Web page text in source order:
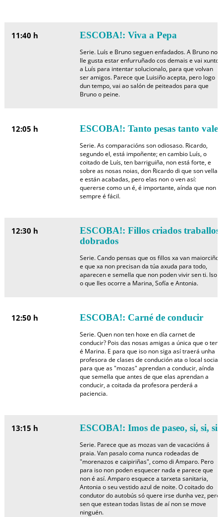
11:40 h ESCOBA!: Viva a Pepa
Serie. Luís e Bruno seguen enfadados. A Bruno non
lle gusta estar enfurruñado cos demais e vai xunto
a Luís para intentar solucionalo, para que volvan
ser amigos. Parece que Luisiño acepta, pero logo
dun tempo, vai ao salón de peiteados para que
Bruno o peine.
12:05 h ESCOBA!: Tanto pesas tanto vales
Serie. As comparacións son odiosaso. Ricardo,
segundo el, está impoñente; en cambio Luís, o
coitado de Luís, ten barriguiña, non está forte, e
sobre as nosas noias, don Ricardo di que son vellas
e están acabadas, pero elas non o ven así:
quererse como un é, é importante, aínda que non
sempre é fácil.
12:30 h
ESCOBA!: Fillos criados traballos
dobrados
Serie. Cando pensas que os fillos xa van maiorciños
e que xa non precisan da túa axuda para todo,
aparecen e semella que non poden vivir sen ti. Iso é
o que lles ocorre a Marina, Sofía e Antonia.
12:50 h ESCOBA!: Carné de conducir
Serie. Quen non ten hoxe en día carnet de
conducir? Pois das nosas amigas a única que o ten
é Marina. E para que iso non siga así traerá unha
profesora de clases de condución ata o local social
para que as "mozas" aprendan a conducir, aínda
que semella que antes de que elas aprendan a
conducir, a coitada da profesora perderá a
paciencia.
13:15 h ESCOBA!: Imos de paseo, si, si, si
Serie. Parece que as mozas van de vacacións á
praia. Van pasalo coma nunca rodeadas de
"morenazos e caipiriñas", como di Amparo. Pero
para iso non poden esquecer nada e parece que
non é así. Amparo esquece a tarxeta sanitaria,
Antonia o seu vestido azul de noite. O coitado do
condutor do autobús só quere irse dunha vez, pero
sen que estean todas listas de aí non se move
ninguén.